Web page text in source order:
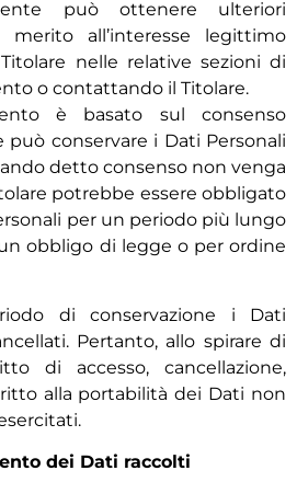
può ottenere ulteriori
merito all’interesse legittimo
nelle relative sezioni di
o contattando il Titolare.
è basato sul consenso
può conservare i Dati Personali
detto consenso non venga
potrebbe essere obbligato
per un periodo più lungo
obbligo di legge o per ordine
di conservazione i Dati
Pertanto, allo spirare di
di accesso, cancellazione,
alla portabilità dei Dati non
dei Dati raccolti